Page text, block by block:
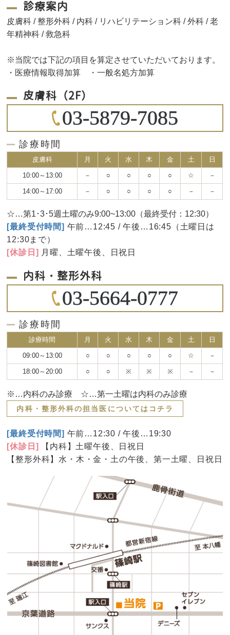
診療案内
皮膚科 / 整形外科 / 内科 / リハビリテーション科 / 外科 / 老
年精神科 / 救急科
※当院では下記の項目を算定させていただいております。
・医療情報取得加算 ・一般名処方加算
皮膚科（2F）
03-5879-7085
診療時間
皮膚科 月 火 水 木 金 土 日
10:00～13:00 － ○ ○ ○ ○ ☆ －
14:00～17:00 － ○ ○ ○ ○ － －
☆…第1･3･5週土曜のみ9:00~13:00（最終受付：12:30）
[最終受付時間] 午前…12:45 / 午後…16:45（土曜日は
12:30まで）
[休診日] 月曜、土曜午後、日祝日
内科・整形外科
03-5664-0777
診療時間
診療時間 月 火 水 木 金 土 日
09:00～13:00 ○ ○ ○ ○ ○ ☆ －
18:00～20:00 ○ ○ ※ ※ ※ － －
※…内科のみ診療 ☆…第一土曜は内科のみ診療
内科・整形外科の担当医についてはコチラ
[最終受付時間] 午前…12:30 / 午後…19:30
[休診日]
【内科】土曜午後、日祝日
【整形外科】水・木・金・土の午後、第一土曜、日祝日